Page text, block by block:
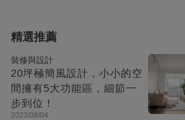
精選推薦
裝修與設計
20坪極簡風設計，小小的空
間擁有5大功能區，細節一
步到位！
2023/08/04